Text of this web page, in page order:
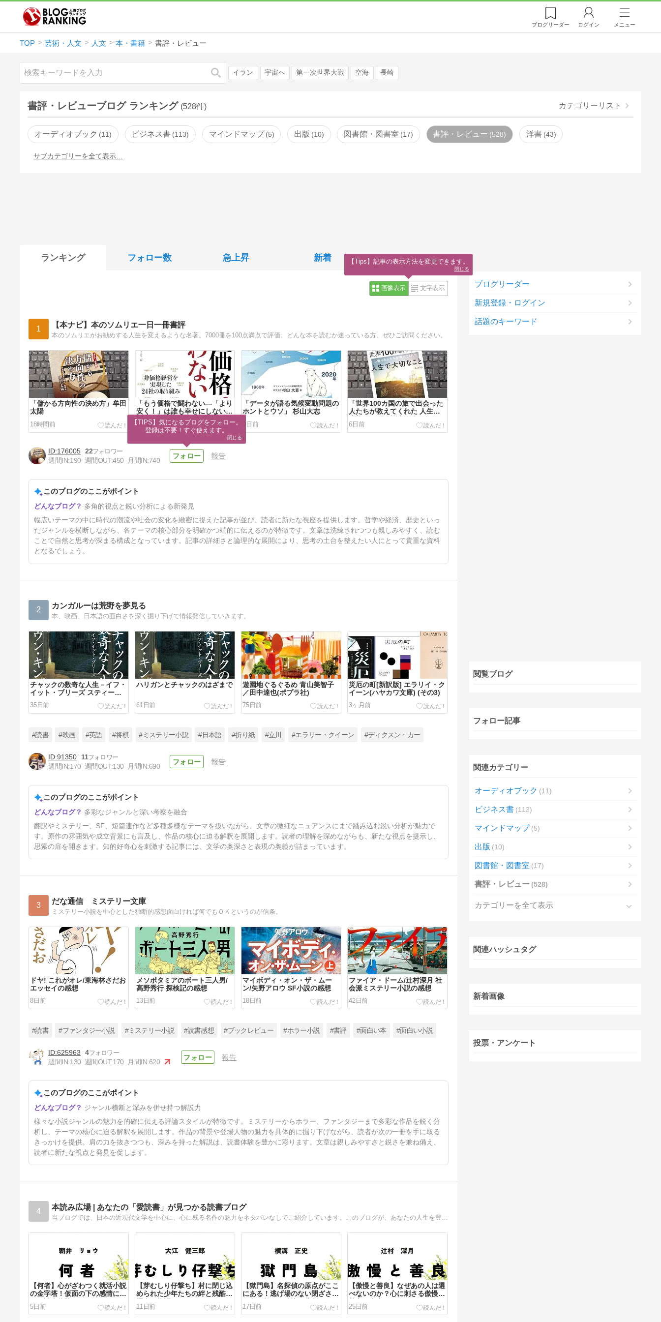
ブログリーダー ログイン メニュー
TOP 芸術・人文 人文 本・書籍 書評・レビュー
検索 イラン 宇宙へ 第一次世界大戦 空海 長崎
書評・レビューブログ ランキング (528件) カテゴリーリスト
オーディオブック 11 ビジネス書 113 マインドマップ 5 出版 10 図書館・図書室 17 書評・レビュー 528 洋書 43
サブカテゴリーを全て表示…
ランキング フォロー数 急上昇 新着
画像表示 文字表示
1 【本ナビ】本のソムリエ一日一冊書評
本のソムリエがお勧めする人生を変えるような名著。7000冊を100点満点で評価。どんな本を読むか迷っている方、ぜひご訪問ください。
「儲かる方向性の決め方」牟田
太陽
18時間前
「もう価格で闘わない―「より
安く！」は誰も幸せにしない」
坂本光司
2日前
「データが語る気候変動問題の
ホントとウソ」 杉山大志
3日前
「世界100カ国の旅で出会った
人たちが教えてくれた 人生で
大切なこと」旅人KAD
6日前
「最短3ヶ月で成果を出せる 会
社を強くする LINE運用の教科
7日前
176005 22
週間IN:190 週間OUT:450 月間IN:740
報告
このブログのここがポイント
多角的視点と鋭い分析による新発見
幅広いテーマの中に時代の潮流や社会の変化を緻密に捉えた記事が並び、読者に新たな視座を提供します。哲学や経済、歴史といっ
たジャンルを横断しながら、各テーマの核心部分を明確かつ端的に伝えるのが特徴です。文章は洗練されつつも親しみやすく、読む
ことで自然と思考が深まる構成となっています。記事の詳細さと論理的な展開により、思考の土台を整えたい人にとって貴重な資料
となるでしょう。
2 カンガルーは荒野を夢見る
本、映画、日本語の面白さを深く掘り下げて情報発信していきます。
チャックの数奇な人生－イフ・
イット・ブリーズ スティーブ
ン・キング(文藝春秋)
35日前
ハリガンとチャックのはざまで
61日前
遊園地ぐるぐるめ 青山美智子
／田中達也(ポプラ社)
75日前
災厄の町[新訳版] エラリイ・ク
イーン(ハヤカワ文庫) (その3)
3ヶ月前
イーン(ハヤカワ文庫) (その2)
4ヶ月前
#読書 #映画 #英語 #将棋 #ミステリー小説 #日本語 #折り紙 #立川 #エラリー・クイーン #ディクスン・カー
91350
11
週間IN:170 週間OUT:130 月間IN:690
報告
このブログのここがポイント
多彩なジャンルと深い考察を融合
翻訳やミステリー、SF、短篇連作など多種多様なテーマを扱いながら、文章の微細なニュアンスにまで踏み込む鋭い分析が魅力で
す。原作の雰囲気や成立背景にも言及し、作品の核心に迫る解釈を展開します。読者の理解を深めながらも、新たな視点を提示し、
思索の扉を開きます。知的好奇心を刺激する記事には、文学の奥深さと表現の奥義が詰まっています。
3 だな通信 ミステリー文庫
ミステリー小説を中心とした独断的感想面白ければ何でもＯＫというのが信条。
ドヤ! これがオレ/東海林さだお
エッセイの感想
8日前
メソポタミアのボート三人男/
高野秀行 探検記の感想
13日前
マイボディ・オン・ザ・ムー
ン/矢野アロウ SF小説の感想
18日前
ファイア・ドーム/辻村深月 社
会派ミステリー小説の感想
42日前
沢志郎 お仕事小説の感想
53日前
#読書 #ファンタジー小説 #ミステリー小説 #読書感想 #ブックレビュー #ホラー小説 #書評 #面白い本 #面白い小説
625963
4
週間IN:130 週間OUT:170 月間IN:620
報告
このブログのここがポイント
ジャンル横断と深みを併せ持つ解説力
様々な小説ジャンルの魅力を的確に伝える評論スタイルが特徴です。ミステリーからホラー、ファンタジーまで多彩な作品を鋭く分
析し、テーマの核心に迫る解釈を展開します。作品の背景や登場人物の魅力を具体的に掘り下げながら、読者が次の一冊を手に取る
きっかけを提供。肩の力を抜きつつも、深みを持った解説は、読書体験を豊かに彩ります。文章は親しみやすさと鋭さを兼ね備え、
読者に新たな視点と発見を促します。
4 本読み広場 | あなたの「愛読書」が見つかる読書ブログ
【何者】心がざわつく就活小説
の金字塔！仮面の下の感情に震
える読書体験
5日前
【芽むしり仔撃ち】村に閉じ込
められた少年たちの絆と残酷な
運命の物語
11日前
【獄門島】名探偵の原点がここ
にある！逃げ場のない閉ざされ
た島で起きた凄惨な悲劇
17日前
【傲慢と善良】なぜあの人は選
べないのか？心に刺さる傲慢と
善良の真実
25日前
ブログリーダー
新規登録・ログイン
話題のキーワード
閲覧ブログ
フォロー記事
関連カテゴリー
オーディオブック 11
ビジネス書 113
マインドマップ 5
出版 10
図書館・図書室 17
書評・レビュー 528
カテゴリーを全て表示
関連ハッシュタグ
新着画像
投票・アンケート
【TIPS】気になるブログをフォロー。
登録は不要！すぐ使えます。
閉じる
【Tips】記事の表示方法を変更できます。
閉じる